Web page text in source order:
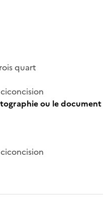
quart
ou le document